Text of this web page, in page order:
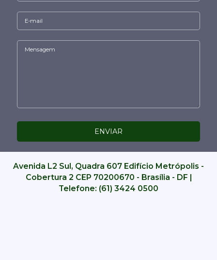
Avenida L2 Sul, Quadra 607 Edifício Metrópolis -
Cobertura 2 CEP 70200670 - Brasília - DF |
Telefone: (61) 3424 0500